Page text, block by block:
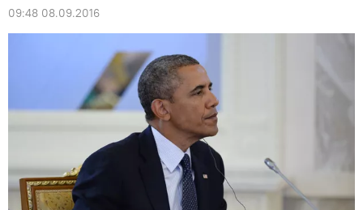
09:48 08.09.2016